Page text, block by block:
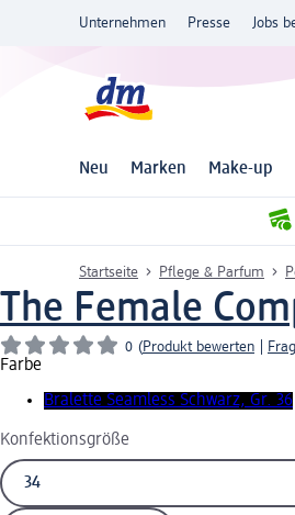
Unternehmen Presse Jobs
Neu Marken Make-up
Startseite Pflege & Parfum
The Female
0 (Produkt bewerten
Farbe
Bralette Seamless Schwarz, Gr. 36
Konfektionsgröße